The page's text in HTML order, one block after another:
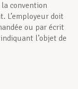
convention
L’employeur doit
ou par écrit
l’objet de